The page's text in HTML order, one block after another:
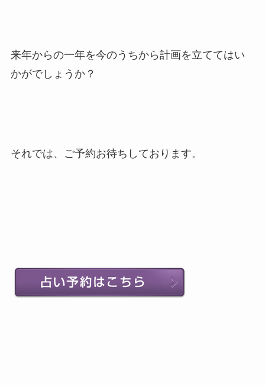
来年からの一年を今のうちから計画を立ててはい
かがでしょうか？
それでは、ご予約お待ちしております。